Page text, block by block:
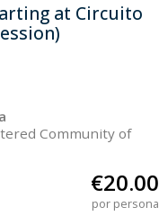
at Circuito
Community of
€20.00
por persona